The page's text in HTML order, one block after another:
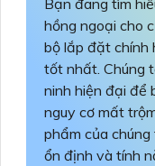
hồng ngoại cho
bộ lắp đặt chính
tốt nhất. Chúng
ninh hiện đại để
nguy cơ mất
phẩm của
ổn định và tính